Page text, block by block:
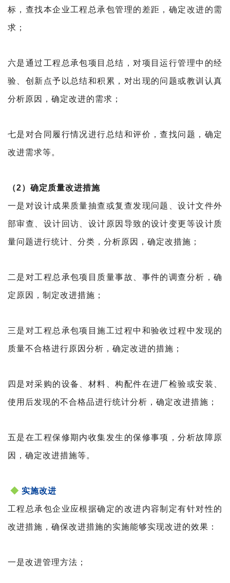
标，查找本企业工程总承包管理的差距，确定改进的需
求；
六是通过工程总承包项目总结，对项目运行管理中的经
验、创新点予以总结和积累，对出现的问题或教训认真
分析原因，确定改进的需求；
七是对合同履行情况进行总结和评价，查找问题，确定
改进需求等。
（2）确定质量改进措施
一是对设计成果质量抽查或复查发现问题、设计文件外
部审查、设计回访、设计原因导致的设计变更等设计质
量问题进行统计、分类，分析原因，确定改措施；
二是对工程总承包项目质量事故、事件的调查分析，确
定原因，制定改进措施；
三是对工程总承包项目施工过程中和验收过程中发现的
质量不合格进行原因分析，确定改进的措施；
四是对采购的设备、材料、构配件在进厂检验或安装、
使用后发现的不合格品进行统计分析，确定改进措施；
五是在工程保修期内收集发生的保修事项，分析故障原
因，确定改进措施等。
◆ 实施改进
工程总承包企业应根据确定的改进内容制定有针对性的
改进措施，确保改进措施的实施能够实现改进的效果：
一是改进管理方法；